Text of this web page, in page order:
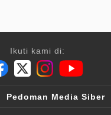
Ikuti kami di:
Pedoman Media Siber